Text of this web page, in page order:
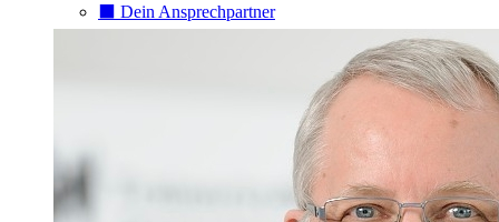
⬛️ Dein Ansprechpartner